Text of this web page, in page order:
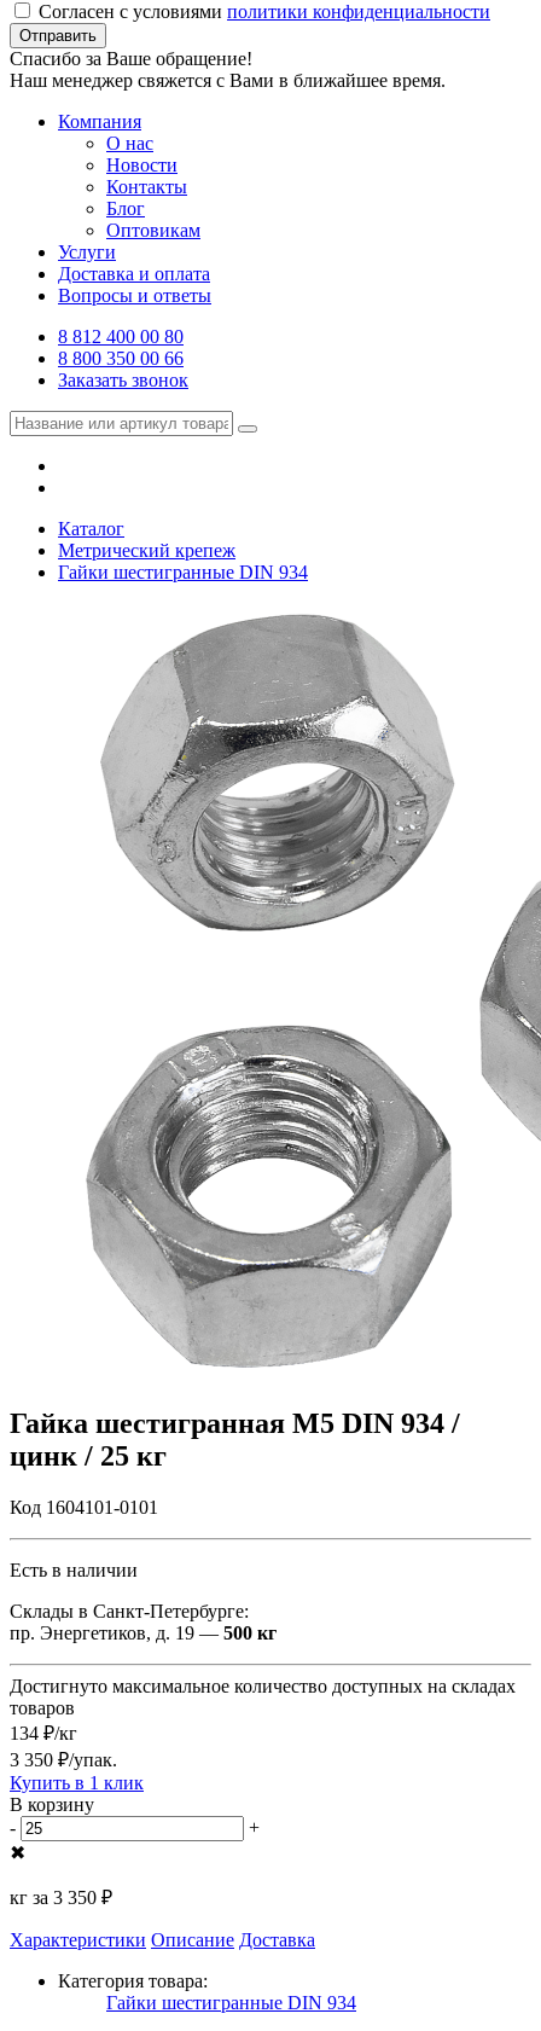
Согласен с условиями политики конфиденциальности
Отправить
Спасибо за Ваше обращение!
Наш менеджер свяжется с Вами в ближайшее время.
Компания
О нас
Новости
Контакты
Блог
Оптовикам
Услуги
Доставка и оплата
Вопросы и ответы
8 812 400 00 80
8 800 350 00 66
Заказать звонок
Каталог
Метрический крепеж
Гайки шестигранные DIN 934
Гайка шестигранная М5 DIN 934 /
цинк / 25 кг
Код 1604101-0101
Есть в наличии
Склады в Санкт-Петербурге:
пр. Энергетиков, д. 19 — 500 кг
Достигнуто максимальное количество доступных на складах
товаров
134 ₽/кг
3 350 ₽/упак.
Купить в 1 клик
В корзину
-
+
✖
кг за 3 350 ₽
Характеристики Описание Доставка
Категория товара:
Гайки шестигранные DIN 934